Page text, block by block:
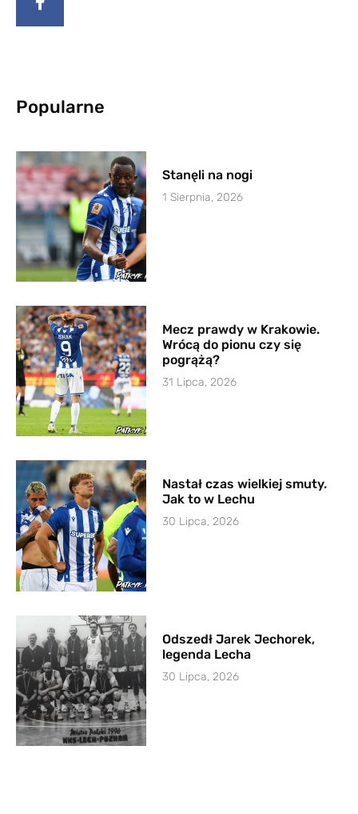
Popularne
Stanęli na nogi
1 Sierpnia, 2026
Mecz prawdy w Krakowie.
Wrócą do pionu czy się
pogrążą?
31 Lipca, 2026
Nastał czas wielkiej smuty.
Jak to w Lechu
30 Lipca, 2026
Odszedł Jarek Jechorek,
legenda Lecha
30 Lipca, 2026